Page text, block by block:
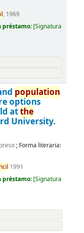
, 1969
préstamo: [Signatura
population
options
atthe
University.
; Forma literaria:
1991
préstamo: [Signatura